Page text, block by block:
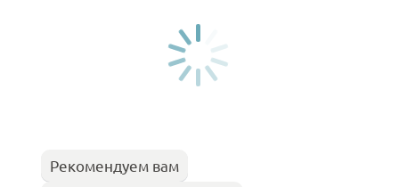
Рекомендуем вам